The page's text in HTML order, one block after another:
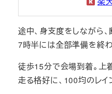
途中、身支度をしながら
7時半には全部準備を終わ
徒歩15分で会場到着。上
走る格好に、100均のレイ